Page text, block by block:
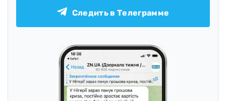
Следить в Телеграмме